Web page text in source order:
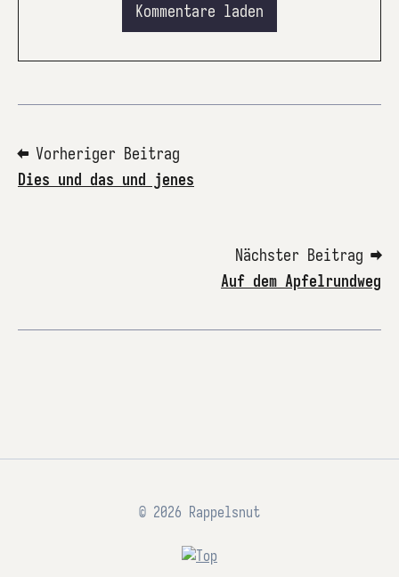
Kommentare laden
⬅ Vorheriger Beitrag
Dies und das und jenes
Nächster Beitrag ➡
Auf dem Apfelrundweg
© 2026 Rappelsnut